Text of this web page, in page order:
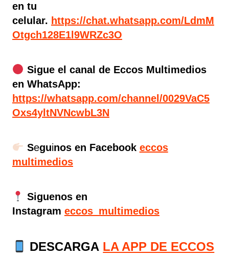
en tu
celular. https://chat.whatsapp.com/LdmM
Otgch128E1l9WRZc3O
Sigue el canal de Eccos Multimedios
en WhatsApp:
https://whatsapp.com/channel/0029VaC5
Oxs4yltNVNcwbL3N
Seguinos en Facebook eccos
multimedios
Siguenos en
Instagram eccos_multimedios
DESCARGA LA APP DE ECCOS